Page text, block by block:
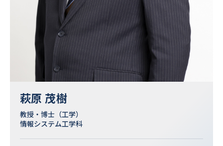
萩原 茂樹
教授・博士（工学）
情報システム工学科